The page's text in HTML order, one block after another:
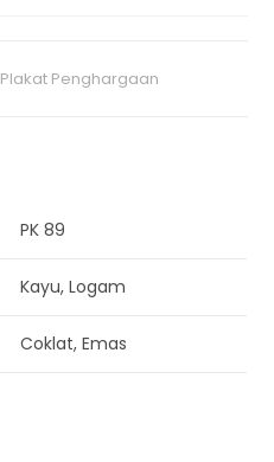
Plakat Penghargaan
PK 89
Kayu, Logam
Coklat, Emas